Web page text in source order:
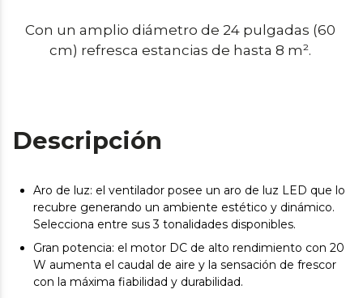
Con un amplio diámetro de 24 pulgadas (60
cm) refresca estancias de hasta 8 m².
Descripción
Aro de luz: el ventilador posee un aro de luz LED que lo
recubre generando un ambiente estético y dinámico.
Selecciona entre sus 3 tonalidades disponibles.
Gran potencia: el motor DC de alto rendimiento con 20
W aumenta el caudal de aire y la sensación de frescor
con la máxima fiabilidad y durabilidad.